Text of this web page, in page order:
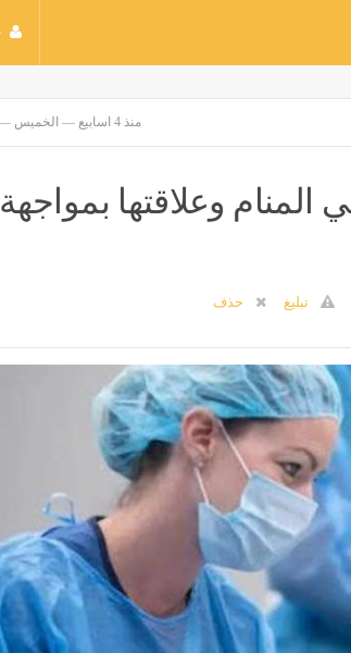
منذ 4 اسابيع — الخميس — 9 / يوليو / 2026
المنام وعلاقتها بمواجهة
تبليغ حذف